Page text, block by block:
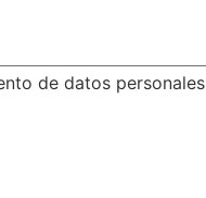
de datos personales